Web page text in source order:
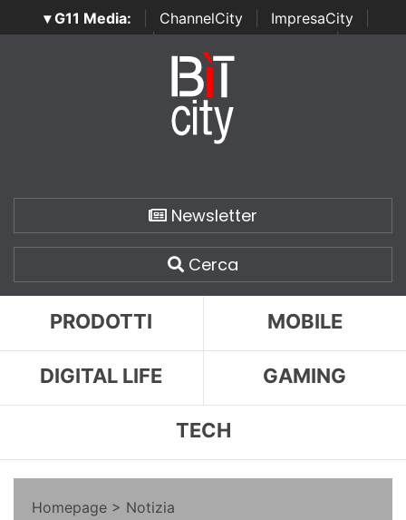
▾ G11 Media: ChannelCity ImpresaCity
SecurityOpenLab | Italian Channel Awards | Italian
Italian Security Awards
Newsletter
Cerca
PRODOTTI MOBILE
DIGITAL LIFE GAMING
TECH
Homepage > Notizia